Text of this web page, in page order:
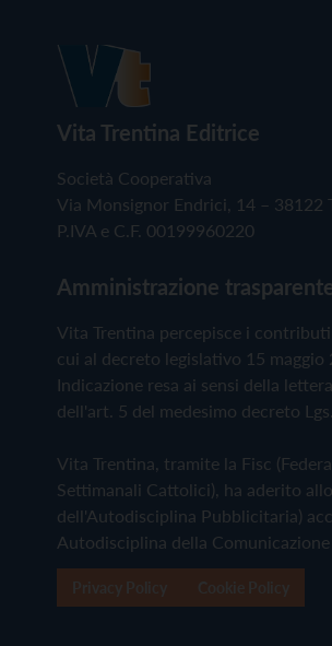
Vita Trentina Editrice
Società Cooperativa
Via Monsignor Endrici, 14 – 38122
P.IVA e C.F. 00199960220
Amministrazione
Vita Trentina percepisce i
cui al decreto legislativo 15 maggio
Indicazione resa ai sensi della
dell'art. 5 del medesimo decreto Lgs.
Vita Trentina, tramite la Fisc
Settimanali Cattolici), ha aderito
dell'Autodisciplina Pubblicitaria)
Autodisciplina della